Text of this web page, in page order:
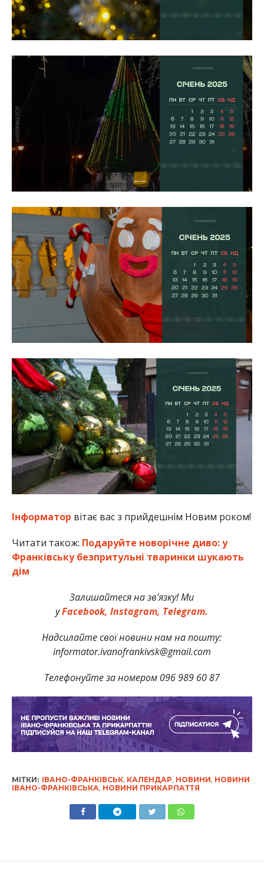
Інформатор вітає вас з прийдешнім Новим роком!
Читати також: Подаруйте новорічне диво: у
Франківську безпритульні тваринки шукають
дім
Залишайтеся на зв’язку! Ми
уFacebook, Instagram, Telegram.
Надсилайте свої новини нам на пошту:
informator.ivanofrankivsk@gmail.com
Телефонуйте за номером 096 989 60 87
МІТКИ: ІВАНО-ФРАНКІВСЬК, КАЛЕНДАР НОВИНИ НОВИНИ
ІВАНО-ФРАНКІВСЬКА НОВИНИ ПРИКАРПАТТЯ